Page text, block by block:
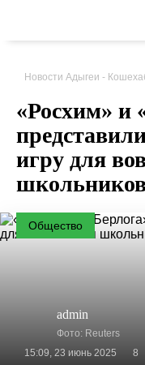
Новости Адыгеи -
«Росхим» и
игру для
Общество
admin
Фото: Reuters
15:09, 23 июнь 2025
8